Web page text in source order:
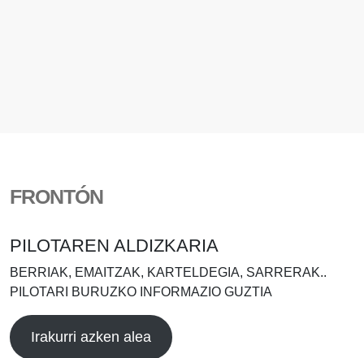
FRONTÓN
PILOTAREN ALDIZKARIA
BERRIAK, EMAITZAK, KARTELDEGIA, SARRERAK..
PILOTARI BURUZKO INFORMAZIO GUZTIA
Irakurri azken alea